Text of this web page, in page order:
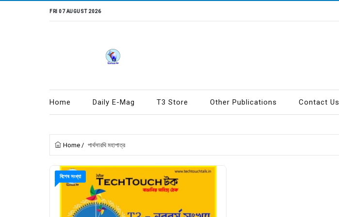
FRI 07 AUGUST 2026
Home Daily E-Mag T3 Store Other Publications Contact Us
Home / পার্থসারথি মহাপাত্র
বিশেষ সংখ্যা